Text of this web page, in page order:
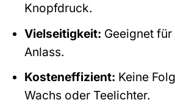
Knopfdruck.
Vielseitigkeit: Geeignet
Anlass.
Kosteneffizient: Keine
Wachs oder Teelichter.